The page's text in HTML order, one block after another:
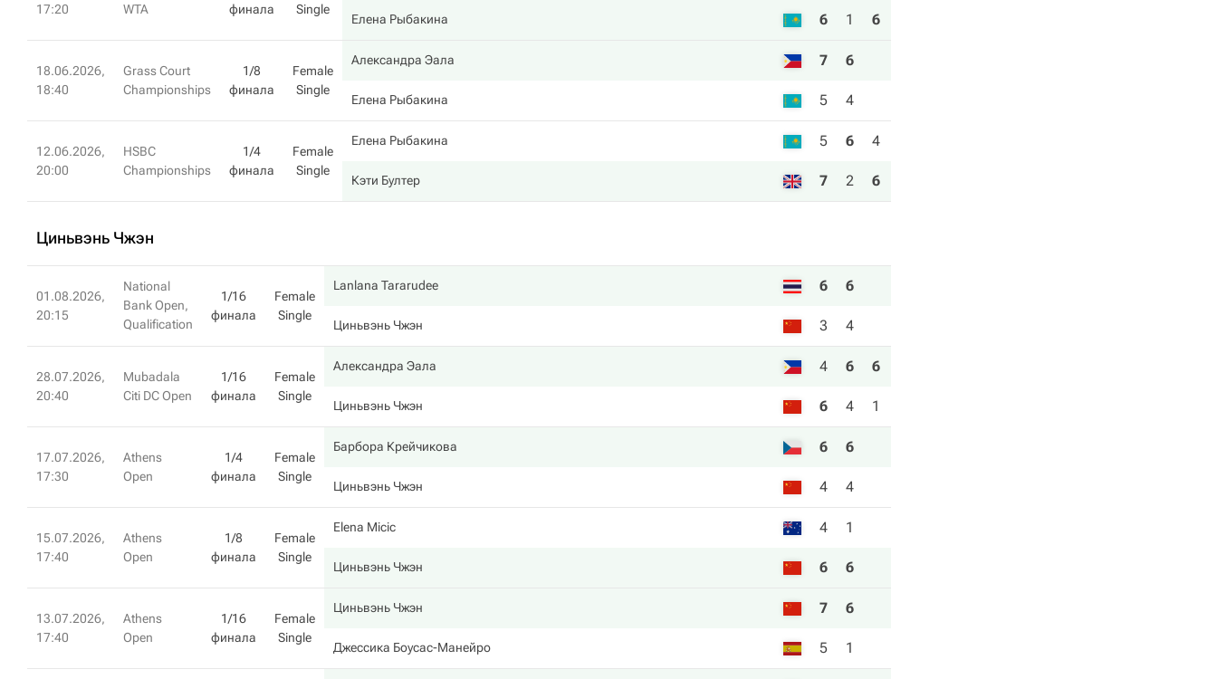
17:20
WTA
финала
Single
Елена Рыбакина 6 1 6
18.06.2026,
18:40
Grass Court
Championships
1/8
финала
Female
Single
Александра Эала 7 6
Елена Рыбакина 5 4
12.06.2026,
20:00
HSBC
Championships
1/4
финала
Female
Single
Елена Рыбакина 5 6 4
Кэти Бултер 7 2 6
Циньвэнь Чжэн
01.08.2026,
20:15
National
Bank Open,
Qualification
1/16
финала
Female
Single
Lanlana Tararudee 6 6
Циньвэнь Чжэн 3 4
28.07.2026,
20:40
Mubadala
Citi DC Open
1/16
финала
Female
Single
Александра Эала 4 6 6
Циньвэнь Чжэн 6 4 1
17.07.2026,
17:30
Athens
Open
1/4
финала
Female
Single
Барбора Крейчикова 6 6
Циньвэнь Чжэн 4 4
15.07.2026,
17:40
Athens
Open
1/8
финала
Female
Single
Elena Micic 4 1
Циньвэнь Чжэн 6 6
13.07.2026,
17:40
Athens
Open
1/16
финала
Female
Single
Циньвэнь Чжэн 7 6
Джессика Боусас-Манейро 5 1